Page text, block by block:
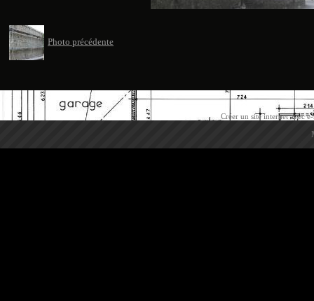
Photo précédente
Créer un site internet avec